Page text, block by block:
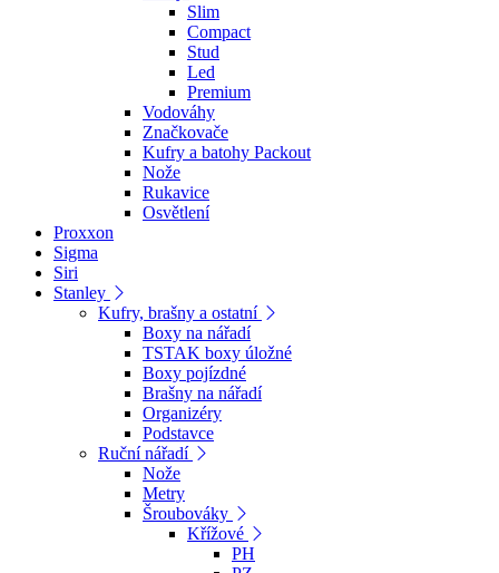
Slim
Compact
Stud
Led
Premium
Vodováhy
Značkovače
Kufry a batohy Packout
Nože
Rukavice
Osvětlení
Proxxon
Sigma
Siri
Stanley
Kufry, brašny a ostatní
Boxy na nářadí
TSTAK boxy úložné
Boxy pojízdné
Brašny na nářadí
Organizéry
Podstavce
Ruční nářadí
Nože
Metry
Šroubováky
Křížové
PH